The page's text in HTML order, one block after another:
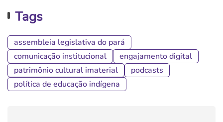
Tags
assembleia legislativa do pará
comunicação institucional
engajamento digital
patrimônio cultural imaterial
podcasts
política de educação indígena